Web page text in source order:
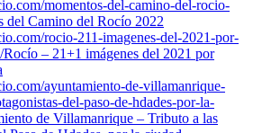
momentos-del-camino-del-rocio-
del Camino del Rocío 2022
rocio-211-imagenes-del-2021-por-
Rocío – 21+1 imágenes del 2021 por
ayuntamiento-de-villamanrique-
del-paso-de-hdades-por-la-
de Villamanrique – Tributo a las